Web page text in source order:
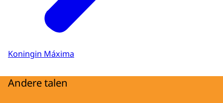
Koningin Máxima
Andere talen